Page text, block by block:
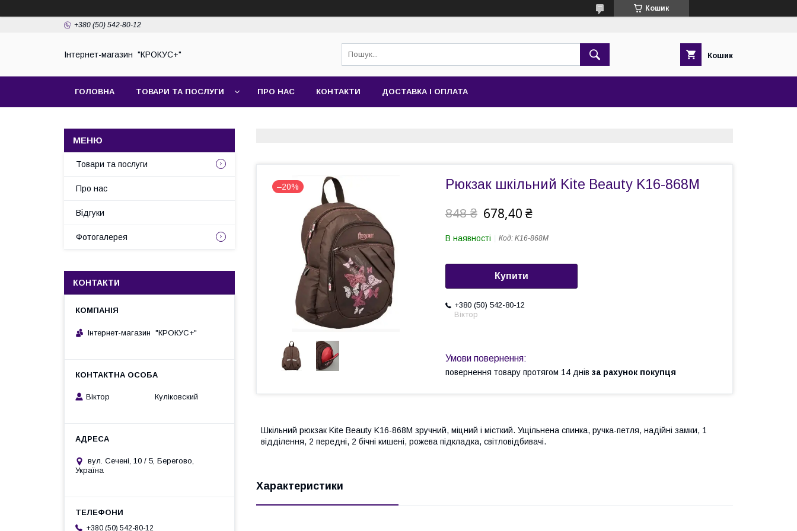
Кошик
+380 (50) 542-80-12
Інтернет-магазин "КРОКУС+" Кошик
ГОЛОВНА ТОВАРИ ТА ПОСЛУГИ ПРО НАС КОНТАКТИ ДОСТАВКА І ОПЛАТА
–20% Рюкзак шкільний Kite Beauty K16-868M
848 ₴ 678,40 ₴
В наявності Код: K16-868M
Купити
+380 (50) 542-80-12
Віктор
повернення товару протягом 14 днів за рахунок покупця
Шкільний рюкзак Kite Beauty K16-868M зручний, міцний і місткий. Ущільнена спинка, ручка-петля, надійні замки, 1
відділення, 2 передні, 2 бічні кишені, рожева підкладка, світловідбивачі.
Характеристики
Товари та послуги
Про нас
Відгуки
Фотогалерея
КОНТАКТИ
Інтернет-магазин "КРОКУС+"
Віктор Куліковский
вул. Сечені, 10 / 5, Берегово,
Україна
+380 (50) 542-80-12